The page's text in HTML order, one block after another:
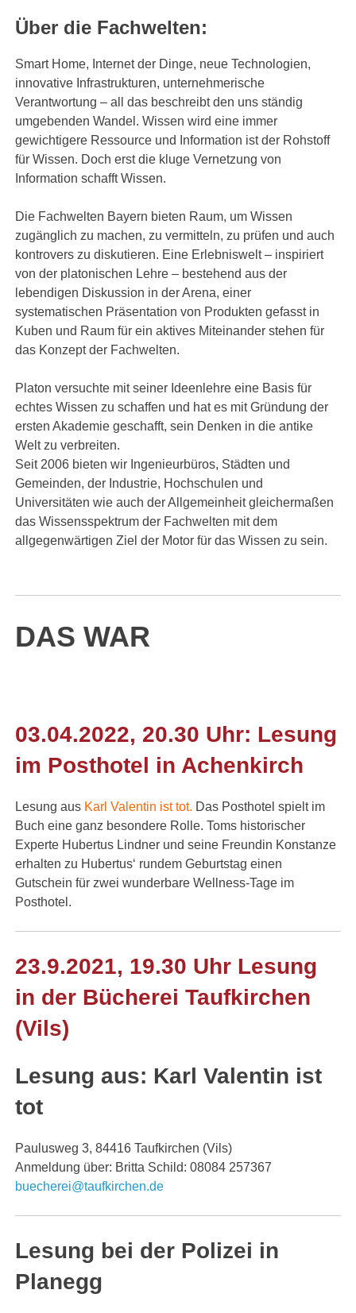
Über die Fachwelten:
Smart Home, Internet der Dinge, neue Technologien,
innovative Infrastrukturen, unternehmerische
Verantwortung – all das beschreibt den uns ständig
umgebenden Wandel. Wissen wird eine immer
gewichtigere Ressource und Information ist der Rohstoff
für Wissen. Doch erst die kluge Vernetzung von
Information schafft Wissen.
Die Fachwelten Bayern bieten Raum, um Wissen
zugänglich zu machen, zu vermitteln, zu prüfen und auch
kontrovers zu diskutieren. Eine Erlebniswelt – inspiriert
von der platonischen Lehre – bestehend aus der
lebendigen Diskussion in der Arena, einer
systematischen Präsentation von Produkten gefasst in
Kuben und Raum für ein aktives Miteinander stehen für
das Konzept der Fachwelten.
Platon versuchte mit seiner Ideenlehre eine Basis für
echtes Wissen zu schaffen und hat es mit Gründung der
ersten Akademie geschafft, sein Denken in die antike
Welt zu verbreiten.
Seit 2006 bieten wir Ingenieurbüros, Städten und
Gemeinden, der Industrie, Hochschulen und
Universitäten wie auch der Allgemeinheit gleichermaßen
das Wissensspektrum der Fachwelten mit dem
allgegenwärtigen Ziel der Motor für das Wissen zu sein.
DAS WAR
03.04.2022, 20.30 Uhr: Lesung
im Posthotel in Achenkirch
Lesung aus Karl Valentin ist tot. Das Posthotel spielt im
Buch eine ganz besondere Rolle. Toms historischer
Experte Hubertus Lindner und seine Freundin Konstanze
erhalten zu Hubertus‘ rundem Geburtstag einen
Gutschein für zwei wunderbare Wellness-Tage im
Posthotel.
23.9.2021, 19.30 Uhr Lesung
in der Bücherei Taufkirchen
(Vils)
Lesung aus: Karl Valentin ist
tot
Paulusweg 3, 84416 Taufkirchen (Vils)
Anmeldung über: Britta Schild: 08084 257367
buecherei@taufkirchen.de
Lesung bei der Polizei in
Planegg